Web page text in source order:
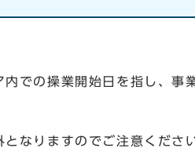
の操業開始日を指し、事
りますのでご注意ください